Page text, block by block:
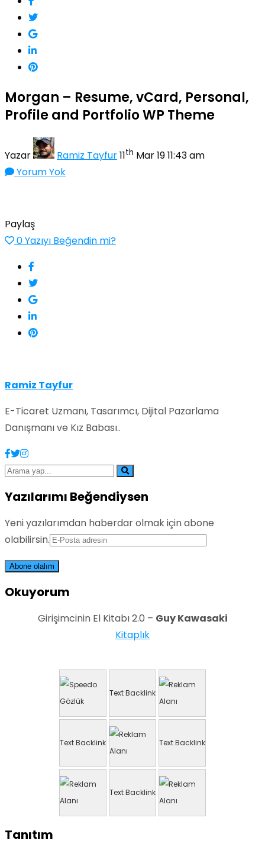
Morgan – Resume, vCard, Personal,
Profile and Portfolio WP Theme
Yazar Ramiz Tayfur11th Mar 19 11:43 am
Yorum Yok
Paylaş
0Yazıyı Beğendin mi?
Ramiz Tayfur
E-Ticaret Uzmanı, Tasarımcı, Dijital Pazarlama
Danışmanı ve Kız Babası..
Yazılarımı Beğendiysen
Yeni yazılarımdan haberdar olmak için abone
olabilirsin.
Okuyorum
Girişimcinin El Kitabı 2.0 – Guy Kawasaki
Kitaplık
Text Backlink
Text Backlink Text Backlink
Text Backlink
Tanıtım